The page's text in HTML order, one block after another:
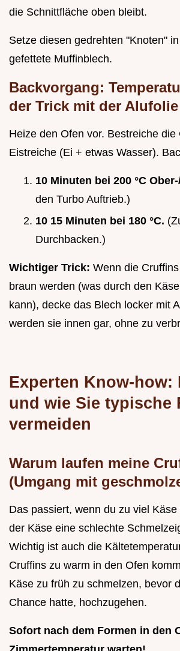
die Schnittfläche oben bleibt.
Setze diesen gedrehten "Knoten"
gefettete Muffinblech.
Backvorgang:
der Trick mit der Alufolie
Heize den Ofen vor. Bestreiche die
Eistreiche (Ei + etwas Wasser).
10 Minuten bei 200 °C
den Turbo Auftrieb.)
10 15 Minuten bei 180 °C.
Durchbacken.)
Wichtiger Trick: Wenn die Cruffins
braun werden (was durch den
kann), decke das Blech locker mit
werden sie innen gar, ohne zu
Experten Know-how:
und wie Sie typische
vermeiden
Warum laufen meine
(Umgang mit
Das passiert, wenn du zu viel
der Käse eine schlechte
Wichtig ist auch die
Cruffins zu warm in den Ofen
Käse zu früh zu schmelzen, bevor
Chance hatte, hochzugehen.
Sofort nach dem Formen in den